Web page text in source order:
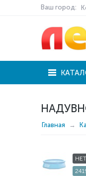
Ваш город:
Главная